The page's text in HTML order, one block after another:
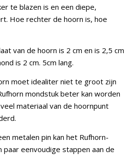
te blazen is en een diepe,
Hoe rechter de hoorn is, hoe
van de hoorn is 2 cm en is 2,5 cm
is 2 cm. 5cm lang.
moet idealiter niet te groot zijn
mondstuk beter kan worden
materiaal van de hoornpunt
metalen pin kan het Rufhorn-
paar eenvoudige stappen aan de